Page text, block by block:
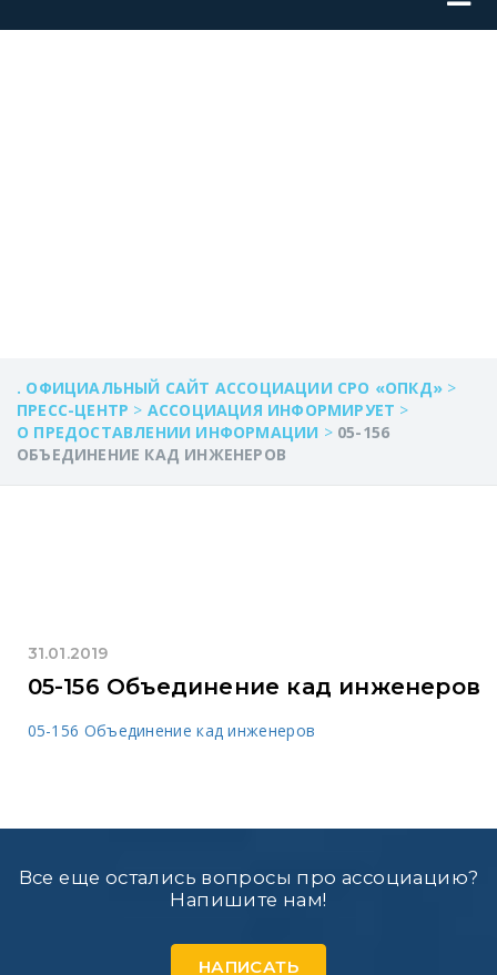
. ОФИЦИАЛЬНЫЙ САЙТ АССОЦИАЦИИ СРО «ОПКД» >
ПРЕСС-ЦЕНТР > АССОЦИАЦИЯ ИНФОРМИРУЕТ >
О ПРЕДОСТАВЛЕНИИ ИНФОРМАЦИИ > 05-156
ОБЪЕДИНЕНИЕ КАД ИНЖЕНЕРОВ
31.01.2019
05-156 Объединение кад инженеров
05-156 Объединение кад инженеров
Все еще остались вопросы про ассоциацию?
Напишите нам!
НАПИСАТЬ